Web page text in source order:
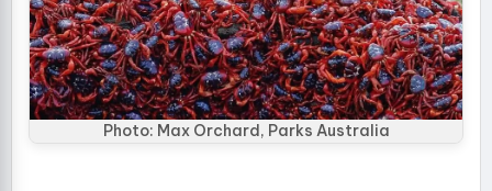
Photo: Max Orchard, Parks Australia